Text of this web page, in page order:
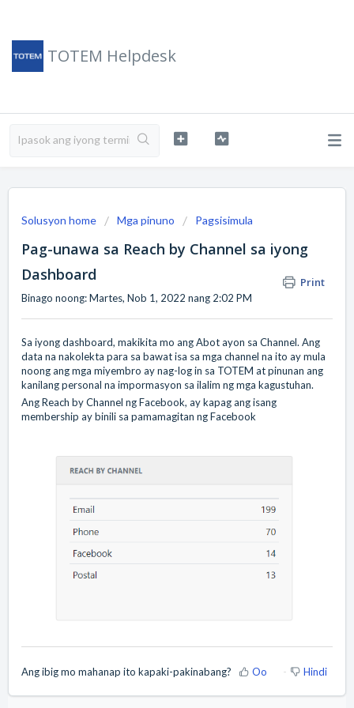
TOTEM Helpdesk
Solusyon home Mga pinuno Pagsisimula
Pag-unawa sa Reach by Channel sa iyong
Dashboard
Print
Binago noong: Martes, Nob 1, 2022 nang 2:02 PM
Sa iyong dashboard, makikita mo ang Abot ayon sa Channel. Ang
data na nakolekta para sa bawat isa sa mga channel na ito ay mula
noong ang mga miyembro ay nag-log in sa TOTEM at pinunan ang
kanilang personal na impormasyon sa ilalim ng mga kagustuhan.
Ang Reach by Channel ng Facebook, ay kapag ang isang
membership ay binili sa pamamagitan ng Facebook
Ang ibig mo mahanap ito kapaki-pakinabang? Oo Hindi